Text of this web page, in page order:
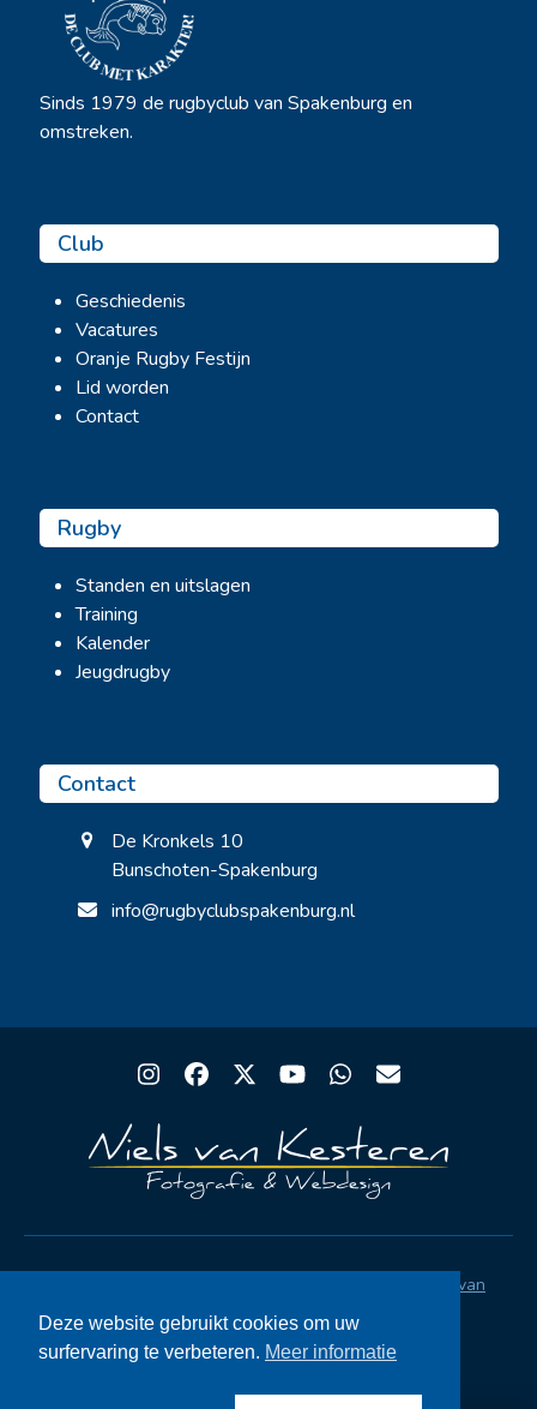
Sinds 1979 de rugbyclub van Spakenburg en
omstreken.
Club
Geschiedenis
Vacatures
Oranje Rugby Festijn
Lid worden
Contact
Rugby
Standen en uitslagen
Training
Kalender
Jeugdrugby
Contact
De Kronkels 10
Bunschoten-Spakenburg
info@rugbyclubspakenburg.nl
Instagram
Facebook
TwitterYouTubeWhatsapp
Email
Niels van
Kesteren
Privacystatement AVG
Deze website gebruikt cookies om uw
surfervaring te verbeteren. Meer informatie